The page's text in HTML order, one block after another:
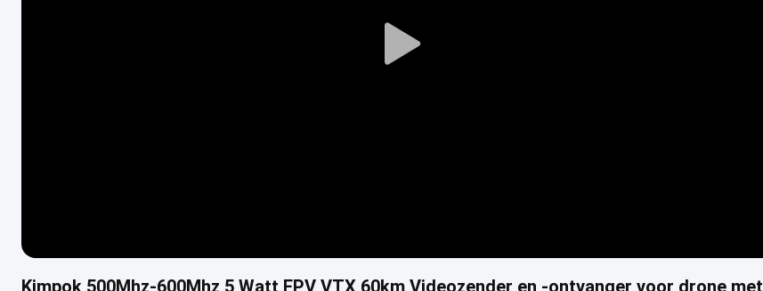
Play
Kimpok 500Mhz-600Mhz 5 Watt FPV VTX 60km Videozender en -ontvanger voor drone met